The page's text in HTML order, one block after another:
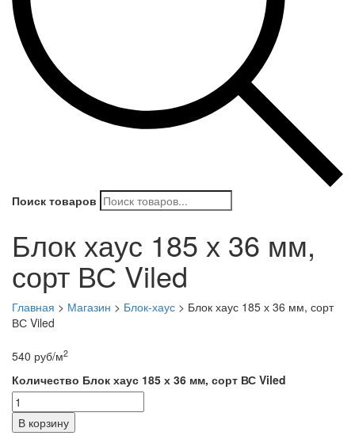
Поиск товаров
Блок хаус 185 х 36 мм,
сорт ВС Viled
Главная > Магазин > Блок-хаус > Блок хаус 185 х 36 мм, сорт
ВС Viled
540 руб/м2
Количество Блок хаус 185 х 36 мм, сорт ВС Viled
В корзину